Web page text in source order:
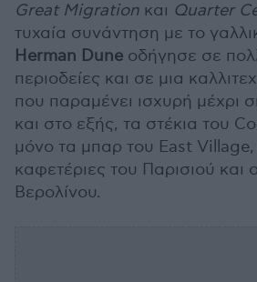
Great Migration και Quarter
τυχαία συνάντηση με το
Herman Dune οδήγησε σε
περιοδείες και σε μια
που παραμένει ισχυρή μέχρι
και στο εξής, τα στέκια του
μόνο τα μπαρ του East Village,
καφετέριες του Παρισιού και
Βερολίνου.